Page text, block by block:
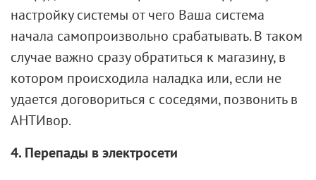
настройку системы от чего Ваша система
начала самопроизвольно срабатывать. В таком
случае важно сразу обратиться к магазину, в
котором происходила наладка или, если не
удается договориться с соседями, позвонить в
АНТИвор.
4. Перепады в электросети